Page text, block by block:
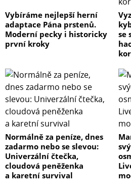
Vybíráme nejlepší herní
adaptace Pána prstenů.
Moderní pecky i historicky
první kroky
se
Normálně za peníze, dnes
zadarmo nebo se slevou:
Univerzální čtečka,
cloudová peněženka
a karetní survival